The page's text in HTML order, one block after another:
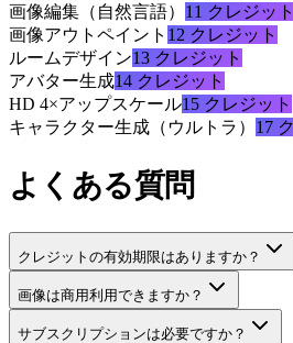
画像編集（自然言語） 11 クレジット
画像アウトペイント 12 クレジット
ルームデザイン13 クレジット
アバター生成14 クレジット
HD 4×アップスケール15 クレジット
キャラクター生成（ウルトラ） 17
よくある質問
クレジットの有効期限はありますか？
画像は商用利用できますか？
サブスクリプションは必要ですか？